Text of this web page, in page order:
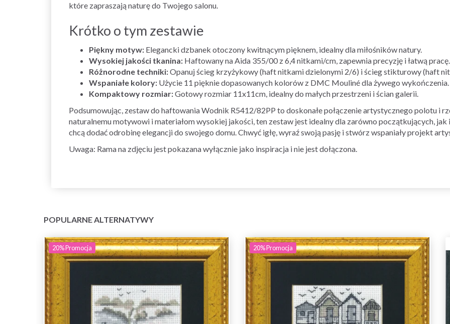
które zapraszają naturę do Twojego salonu.
Krótko o tym zestawie
Piękny motyw: Elegancki dzbanek otoczony kwitnącym pięknem, idealny dla miłośników natury.
Wysokiej jakości tkanina: Haftowany na Aida 355/00 z 6,4 nitkami/cm, zapewnia precyzję i łatwą pracę.
Różnorodne techniki:Opanuj ścieg krzyżykowy (haft nitkami dzielonymi 2/6) i ścieg stikturowy (haft
Wspaniałe kolory: Użycie 11 pięknie dopasowanych kolorów z DMC Mouliné dla żywego wykończenia.
Kompaktowy rozmiar:Gotowy rozmiar 11x11cm, idealny do małych przestrzeni i ścian galerii.
Podsumowując, zestaw do haftowania Wodnik R5412/82PP to doskonałe połączenie artystycznego polotu i
naturalnemu motywowi i materiałom wysokiej jakości, ten zestaw jest idealny dla zarówno początkujących,
chcą dodać odrobinę elegancji do swojego domu. Chwyć igłę, wyraź swoją pasję i stwórz wspaniały projekt
Uwaga: Rama na zdjęciu jest pokazana wyłącznie jako inspiracja i nie jest dołączona.
POPULARNE ALTERNATYWY
20%Promocja 20%Promocja